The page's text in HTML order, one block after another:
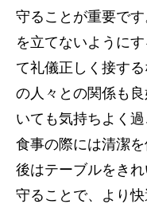
守ることが重要で
を立てないように
て礼儀正しく接す
の人々との関係も
いても気持ちよく
食事の際には清潔
後はテーブルをき
守ることで、より